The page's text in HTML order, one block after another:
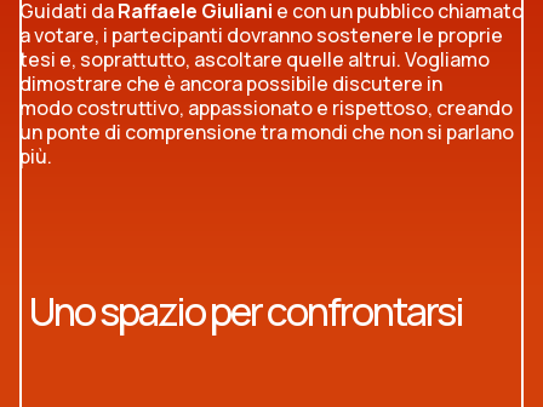
Guidati daRaffaele Giuliani e con un pubblico chiamato
a votare, i partecipanti dovranno sostenere le proprie
tesi e, soprattutto, ascoltare quelle altrui. Vogliamo
dimostrare che è ancora possibile discutere in
modo costruttivo, appassionato e rispettoso, creando
un ponte di comprensione tra mondi che non si parlano
più.
Salta galleria
Episodio 1
Episodio 2:Futuro
Uno spazio per confrontarsi
Passaggio 1 di 6